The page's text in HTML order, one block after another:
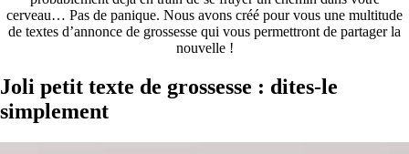
cerveau… Pas de panique. Nous avons créé pour vous une multitude
de textes d’annonce de grossesse qui vous permettront de partager la
nouvelle !
Joli petit texte de grossesse : dites-le
simplement